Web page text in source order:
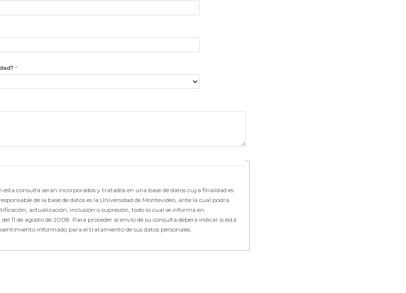
esta consulta serán incorporados y tratados en una base de datos cuya finalidad es
de la base de datos es la Universidad de Montevideo, ante la cual podrá
actualización, inclusión o supresión, todo lo cual se informa en
11 de agosto de 2008. Para proceder al envío de su consulta deberá indicar si está
informado para el tratamiento de sus datos personales.